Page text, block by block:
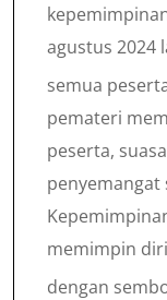
agustus 2024
semua
pemateri
peserta,
penyemangat
memimpin
dengan